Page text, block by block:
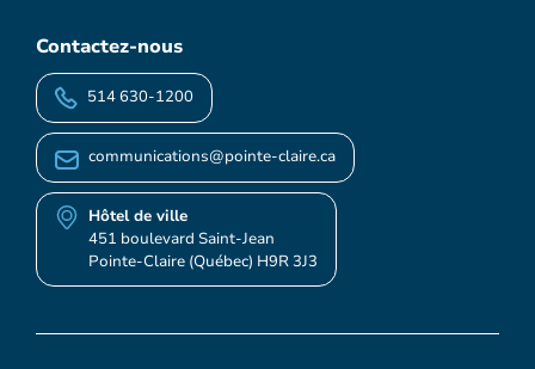
Contactez-nous
514 630-1200
communications@pointe-claire.ca
Hôtel de ville
451 boulevard Saint-Jean
Pointe-Claire (Québec) H9R 3J3